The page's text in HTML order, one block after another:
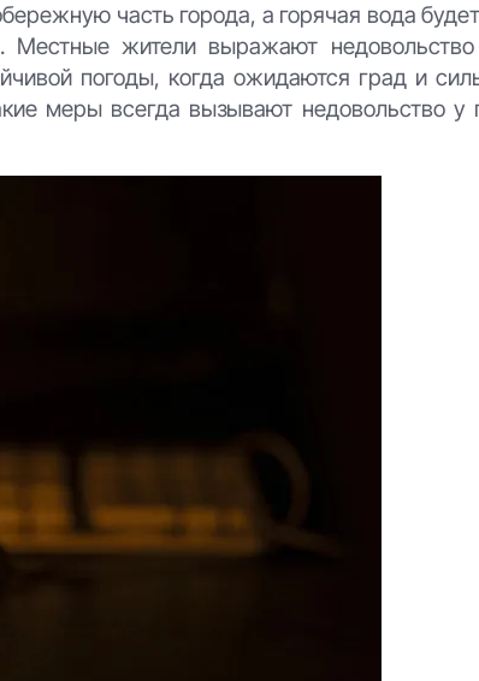
часть города, а горячая вода
жители выражают
погоды, когда ожидаются град и
меры всегда вызывают недовольство